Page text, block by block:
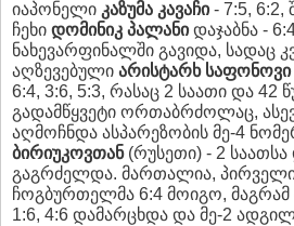
იაპონელი კაზუმა კავაჩი- 7:5, 6:2,
ჩეხი დომინიკ პალანიდაჯაბნა -
ნახევარფინალში გავიდა, სადაც
აღზევებული არისტარხ საფონოვი
6:4, 3:6, 5:3, რასაც 2 საათი და 42
გადამწყვეტი ორთაბრძოლაც,
აღმოჩნდა ასპარეზობის მე-4
ბირიუკოვთან(რუსეთი) - 2 საათსა
გაგრძელდა. მართალია,
ჩოგბურთელმა 6:4 მოიგო,
1:6, 4:6 დამარცხდა და მე-2